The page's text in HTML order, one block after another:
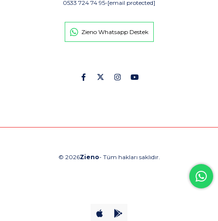
0533 724 74 95-[email protected]
Zieno Whatsapp Destek
© 2026Zieno- Tüm hakları saklıdır.